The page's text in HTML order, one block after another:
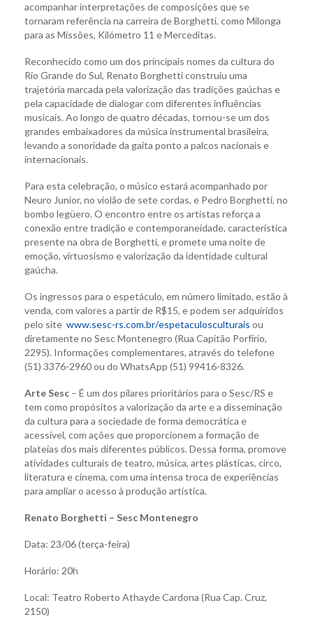
acompanhar interpretações de composições que se
tornaram referência na carreira de Borghetti, como Milonga
para as Missões, Kilómetro 11 e Merceditas.
Reconhecido como um dos principais nomes da cultura do
Rio Grande do Sul, Renato Borghetti construiu uma
trajetória marcada pela valorização das tradições gaúchas e
pela capacidade de dialogar com diferentes influências
musicais. Ao longo de quatro décadas, tornou-se um dos
grandes embaixadores da música instrumental brasileira,
levando a sonoridade da gaita ponto a palcos nacionais e
internacionais.
Para esta celebração, o músico estará acompanhado por
Neuro Junior, no violão de sete cordas, e Pedro Borghetti, no
bombo legüero. O encontro entre os artistas reforça a
conexão entre tradição e contemporaneidade, característica
presente na obra de Borghetti, e promete uma noite de
emoção, virtuosismo e valorização da identidade cultural
gaúcha.
Os ingressos para o espetáculo, em número limitado, estão à
venda, com valores a partir de R$15, e podem ser adquiridos
pelo site www.sesc-rs.com.br/espetaculosculturais ou
diretamente no Sesc Montenegro (Rua Capitão Porfírio,
2295). Informações complementares, através do telefone
(51) 3376-2960 ou do WhatsApp (51) 99416-8326.
Arte Sesc – É um dos pilares prioritários para o Sesc/RS e
tem como propósitos a valorização da arte e a disseminação
da cultura para a sociedade de forma democrática e
acessível, com ações que proporcionem a formação de
plateias dos mais diferentes públicos. Dessa forma, promove
atividades culturais de teatro, música, artes plásticas, circo,
literatura e cinema, com uma intensa troca de experiências
para ampliar o acesso à produção artística.
Renato Borghetti – Sesc Montenegro
Data: 23/06 (terça-feira)
Horário: 20h
Local: Teatro Roberto Athayde Cardona (Rua Cap. Cruz,
2150)